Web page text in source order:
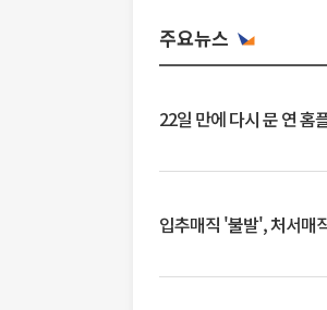
주요뉴스
22일 만에 다시 문 연 홈
입추매직 '불발', 처서매